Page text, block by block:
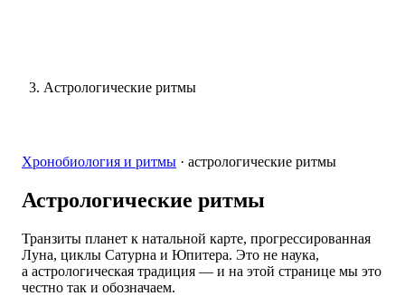
Астрологические ритмы
Хронобиология и ритмы · астрологические ритмы
Астрологические ритмы
Транзиты планет к натальной карте, прогрессированная
Луна, циклы Сатурна и Юпитера. Это не наука,
а астрологическая традиция — и на этой странице мы это
честно так и обозначаем.